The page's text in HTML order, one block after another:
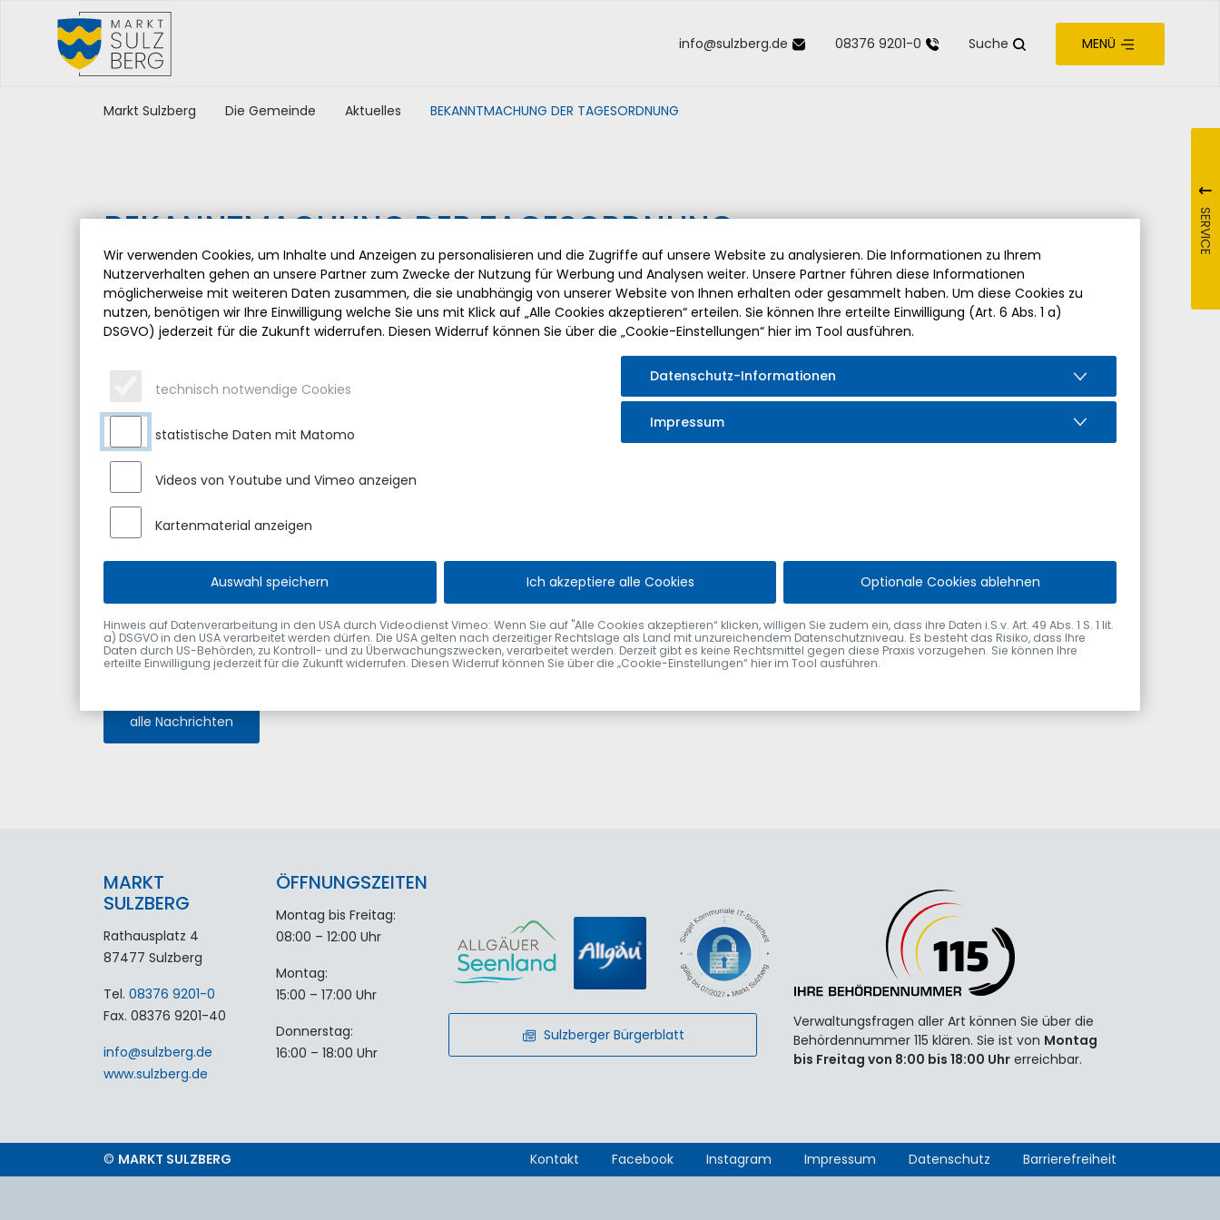
Inhalt der Seite anspringen
Informationen und Einstellungen zur Barrierefreiheit
info@sulzberg.de 08376 9201-0 Suche MENÜ
SERVICE
Markt Sulzberg Die Gemeinde Aktuelles BEKANNTMACHUNG DER TAGESORDNUNG
BEKANNTMACHUNG DER TAGESORDNUNG
Donnerstag, 22.01.2026
Donnerstag, 29.01.2026, um 19:00 Uhr im Sitzungssaal des Rathauses Sulzberg
Sehr geehrte Damen und Herren,
eine Sitzung des Marktgemeinderates
Tagesordnung statt.
1. Bauantrag - Dorfstraße 41, FlNr. 663/2 Gmk. Sulzberg - Neubau und Erneuerung eines Zaunanlage
2. Bauantrag - Gewerbepark 23, FlNr. 2115/23 Gmk. Sulzberg - Neubau eines Produktionsgebäudes mit Fußgängerbrücke, 1. Tektur
3. Bauantrag - Steingaden, FlNr. 381/1 Gmk. Sulzberg - Neubau eines Betriebsleiterhauses mit Ferienwohnung und Garagen sowie Abbruch bestehender Stadel
4. Kommunalwahl 2026 - Erfrischungsgelder für die Wahlhelfer
Mit freundlichen Grüßen
Gerhard Frey
Erster Bürgermeister
alle Nachrichten
MARKT
SULZBERG
Rathausplatz 4
87477 Sulzberg
Tel. 08376 9201-0
Fax. 08376 9201-40
info@sulzberg.de
www.sulzberg.de
ÖFFNUNGSZEITEN
Montag bis Freitag:
08:00 – 12:00 Uhr
Montag:
15:00 – 17:00 Uhr
Donnerstag:
16:00 – 18:00 Uhr
Sulzberger Bürgerblatt
Verwaltungsfragen aller Art können Sie über die
Behördennummer 115 klären. Sie ist von Montag
bis Freitag von 8:00 bis 18:00 Uhr erreichbar.
Wir verwenden Cookies, um Inhalte und Anzeigen zu personalisieren und die Zugriffe auf unsere Website zu analysieren. Die Informationen zu Ihrem
Nutzerverhalten gehen an unsere Partner zum Zwecke der Nutzung für Werbung und Analysen weiter. Unsere Partner führen diese Informationen
möglicherweise mit weiteren Daten zusammen, die sie unabhängig von unserer Website von Ihnen erhalten oder gesammelt haben. Um diese Cookies zu
nutzen, benötigen wir Ihre Einwilligung welche Sie uns mit Klick auf „Alle Cookies akzeptieren“ erteilen. Sie können Ihre erteilte Einwilligung (Art. 6 Abs. 1 a)
DSGVO) jederzeit für die Zukunft widerrufen. Diesen Widerruf können Sie über die „Cookie-Einstellungen“ hier im Tool ausführen.
technisch notwendige Cookies
statistische Daten mit Matomo
Videos von Youtube und Vimeo anzeigen
Kartenmaterial anzeigen
Datenschutz-Informationen
Impressum
Auswahl speichern Ich akzeptiere alle Cookies Optionale Cookies ablehnen
Hinweis auf Datenverarbeitung in den USA durch Videodienst Vimeo: Wenn Sie auf "Alle Cookies akzeptieren“ klicken, willigen Sie zudem ein, dass ihre Daten i.S.v. Art. 49 Abs. 1 S. 1 lit.
a) DSGVO in den USA verarbeitet werden dürfen. Die USA gelten nach derzeitiger Rechtslage als Land mit unzureichendem Datenschutzniveau. Es besteht das Risiko, dass Ihre
Daten durch US-Behörden, zu Kontroll- und zu Überwachungszwecken, verarbeitet werden. Derzeit gibt es keine Rechtsmittel gegen diese Praxis vorzugehen. Sie können Ihre
erteilte Einwilligung jederzeit für die Zukunft widerrufen. Diesen Widerruf können Sie über die „Cookie-Einstellungen“ hier im Tool ausführen.
© MARKT SULZBERG Kontakt Facebook Instagram Impressum Datenschutz Barrierefreiheit